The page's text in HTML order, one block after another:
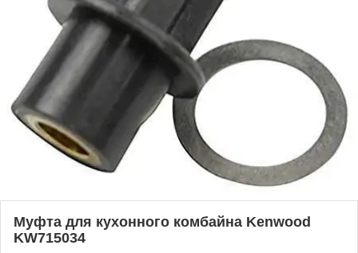
Муфта для кухонного комбайна Kenwood
KW715034